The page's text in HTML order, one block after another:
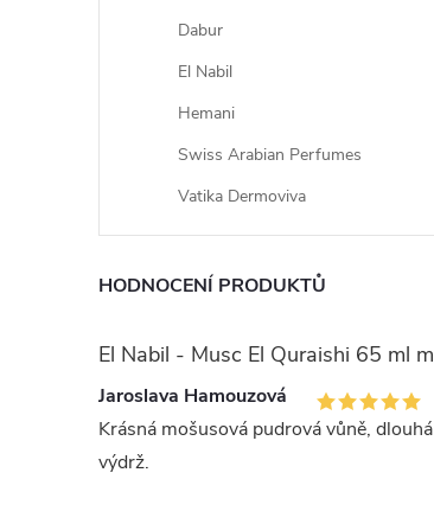
Dabur
El Nabil
Hemani
Swiss Arabian Perfumes
Vatika Dermoviva
HODNOCENÍ PRODUKTŮ
Jaroslava Hamouzová
Krásná mošusová pudrová vůně, dlouhá
výdrž.